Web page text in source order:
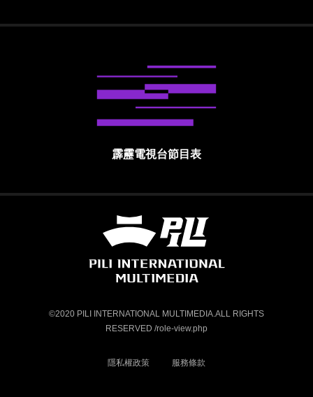
霹靂電視台節目表
霹靂國際多媒體股份有限公司 PILI
©2020 PILI INTERNATIONAL MULTIMEDIA.ALL RIGHTS
RESERVED /role-view.php
隱私權政策 服務條款